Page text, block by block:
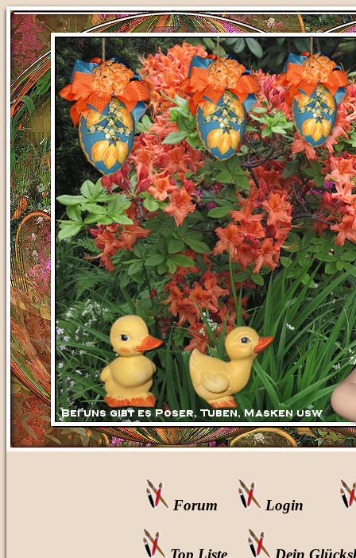
Forum Login
Top Liste Dein